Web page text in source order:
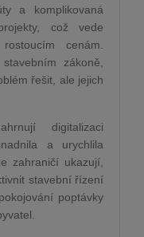
a komplikovaná
což vede
cenám.
zákoně,
řešit, ale jejich
digitalizaci
a urychlila
zahraničí ukazují,
stavební řízení
poptávky